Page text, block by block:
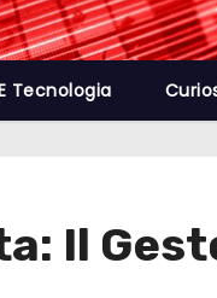
Tecnologia
Il